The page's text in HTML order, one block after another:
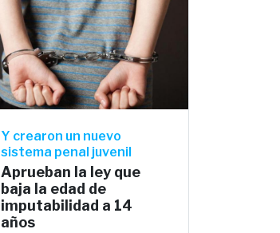
Y crearon un nuevo
sistema penal juvenil
Aprueban la ley que
baja la edad de
imputabilidad a 14
años